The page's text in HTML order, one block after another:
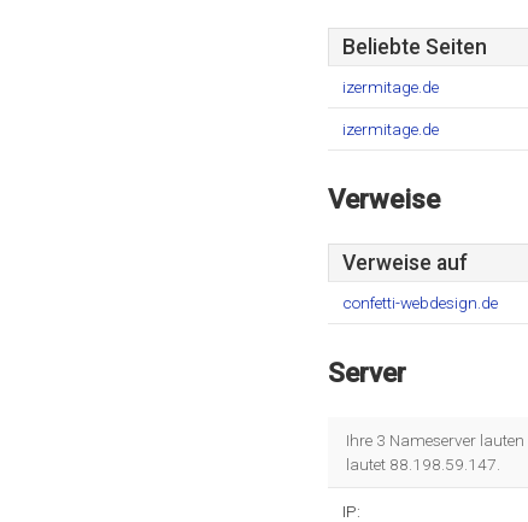
Beliebte Seiten
izermitage.de
izermitage.de
Verweise
Verweise auf
confetti-webdesign.de
Server
Ihre 3 Nameserver lauten
lautet 88.198.59.147.
IP: